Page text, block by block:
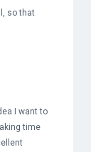
so that
I want to
time